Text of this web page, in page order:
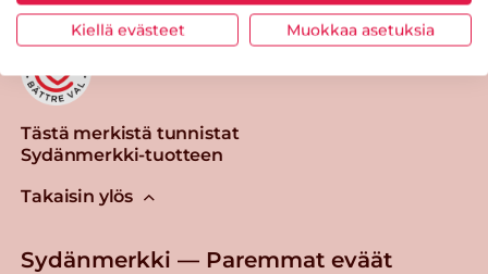
Tästä merkistä tunnistat
Sydänmerkki-tuotteen
Takaisin ylös
Sydänmerkki — Paremmat eväät
Kiellä evästeet Muokkaa asetuksia